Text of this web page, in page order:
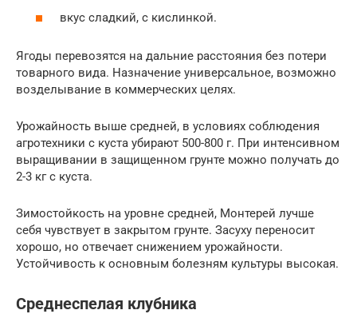
вкус сладкий, с кислинкой.
Ягоды перевозятся на дальние расстояния без потери
товарного вида. Назначение универсальное, возможно
возделывание в коммерческих целях.
Урожайность выше средней, в условиях соблюдения
агротехники с куста убирают 500-800 г. При интенсивном
выращивании в защищенном грунте можно получать до
2-3 кг с куста.
Зимостойкость на уровне средней, Монтерей лучше
себя чувствует в закрытом грунте. Засуху переносит
хорошо, но отвечает снижением урожайности.
Устойчивость к основным болезням культуры высокая.
Среднеспелая клубника